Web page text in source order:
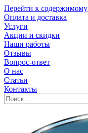
Перейти к содержимому
Оплата и доставка
Услуги
Акции и скидки
Наши работы
Отзывы
Вопрос-ответ
О нас
Статьи
Контакты